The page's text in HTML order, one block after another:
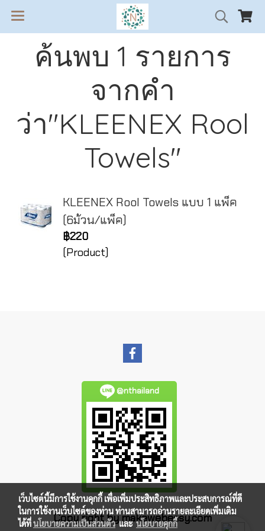
ค้นพบ 1 รายการ
จากคำ
ว่า"KLEENEX Rool
Towels"
KLEENEX Rool Towels แบบ 1 แพ็ค
(6ม้วน/แพ็ค)
฿220
(Product)
@nthailand
Copy right by makewebeasy.com
เว็บไซต์นี้มีการใช้งานคุกกี้ เพื่อเพิ่มประสิทธิภาพและประสบการณ์ที่ดี
ในการใช้งานเว็บไซต์ของท่าน ท่านสามารถอ่านรายละเอียดเพิ่มเติม
ได้ที่นโยบายความเป็นส่วนตัวและนโยบายคุกกี้